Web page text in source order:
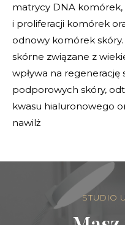
matrycy DNA
i proliferacji komórek
odnowy komórek
skórne związane z
wpływa na regenerację
podporowych skóry,
kwasu hialuronowego
nawilż
STUDIO